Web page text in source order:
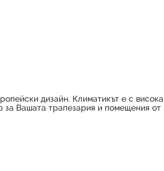
дизайн. Климатикът е с
Вашата трапезария и помещения от